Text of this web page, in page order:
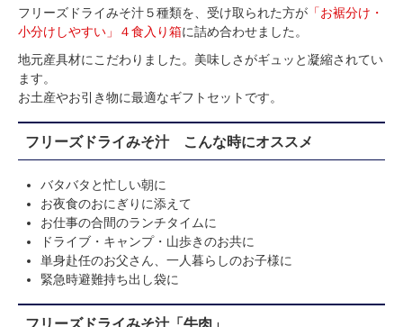
フリーズドライみそ汁５種類を、受け取られた方が 「お裾分け・
小分けしやすい」４食入り箱に詰め合わせました。
地元産具材にこだわりました。美味しさがギュッと凝縮されてい
ます。
お土産やお引き物に最適なギフトセットです。
フリーズドライみそ汁 こんな時にオススメ
バタバタと忙しい朝に
お夜食のおにぎりに添えて
お仕事の合間のランチタイムに
ドライブ・キャンプ・山歩きのお共に
単身赴任のお父さん、一人暮らしのお子様に
緊急時避難持ち出し袋に
フリーズドライみそ汁「牛肉」